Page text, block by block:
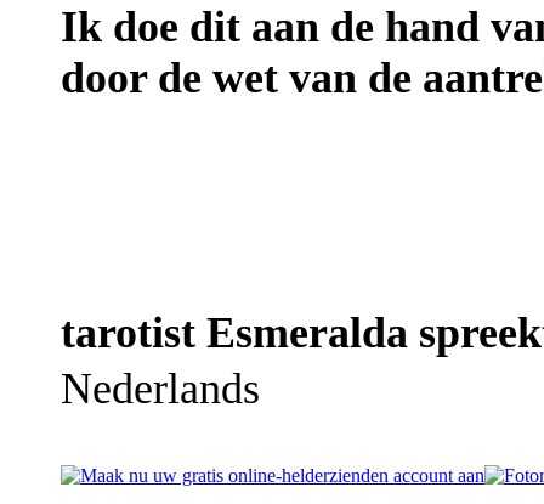
Ik doe dit aan de hand
door de wet van de
tarotist Esmeralda
Nederlands